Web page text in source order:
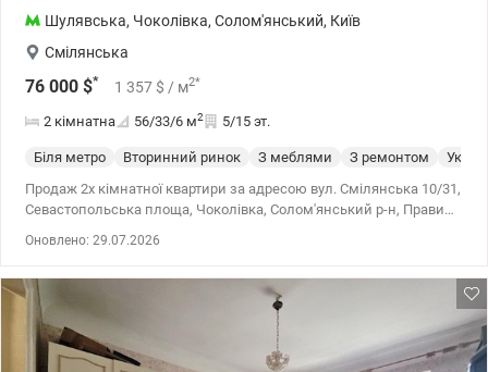
Шулявська, Чоколівка, Солом'янський, Київ
Смілянська
76 000 $* 1 357 $ / м2*
2 кімнатна 56/33/6 м2 5/15 эт.
Біля метро Вторинний ринок З меблями З ремонтом
Продаж 2х кімнатної квартири за адресою вул. Смілянська 10/31,
Севастопольська площа, Чоколівка, Солом'янський р-н, Правий
має функціональне планування. Велика гостьова кімната,
спальня та окрема кухня, укомплектована усією необхідною
технікою (вбудований холодильник, посудомийна машина,
варильна поверхня на 2 комфорки, мікрохвильова піч). В
Оновлено: 29.07.2026